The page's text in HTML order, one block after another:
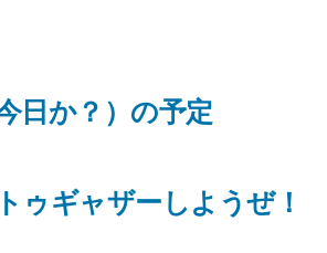
のゥギャザーしようぜ！
日か？）の予定